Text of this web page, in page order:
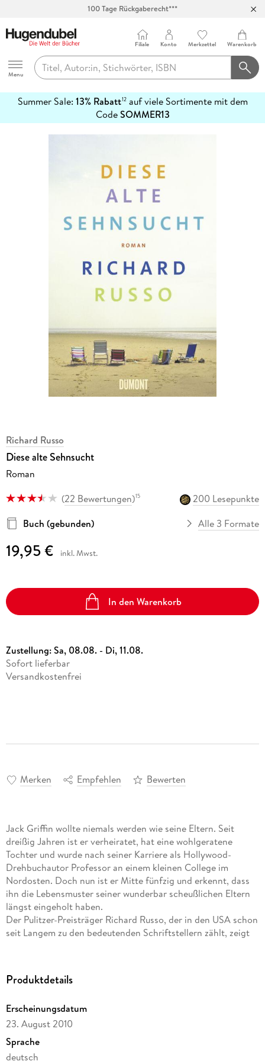
100 Tage Rückgaberecht***
Hugendubel
Menu
Filiale Konto Merkzettel Warenkorb
Summer Sale: 13% Rabatt12auf viele Sortimente mit dem
CodeSOMMER13
erfahren
Richard Russo
Diese alte Sehnsucht
Roman
(22 Bewertungen)15
200 Lesepunkte
Buch (gebunden)
Alle 3 Formate
19,95 € inkl. Mwst.
In den Warenkorb
Zustellung:Sa, 08.08. - Di, 11.08.
Sofort lieferbar
Versandkostenfrei
Merken Empfehlen Bewerten
Jack Griffin wollte niemals werden wie seine Eltern. Seit
dreißig Jahren ist er verheiratet, hat eine wohlgeratene
Tochter und wurde nach seiner Karriere als Hollywood-
Drehbuchautor Professor an einem kleinen College im
Nordosten. Doch nun ist er Mitte fünfzig und erkennt, dass
ihn die Lebensmuster seiner wunderbar scheußlichen Eltern
längst eingeholt haben.
Der Pulitzer-Preisträger Richard Russo, der in den USA schon
seit Langem zu den bedeutenden Schriftstellern zählt, zeigt
Gegenteil. Diese alte Sehnsucht führt ebenso unterhaltsam
Schlimmste, aber auch das Beste geschieht.
»Eine romantische Komödie aus der Lebensmitte, voller
Humor und Zuversicht. « The Guardian
Produktdetails
Erscheinungsdatum
23. August 2010
Sprache
deutsch